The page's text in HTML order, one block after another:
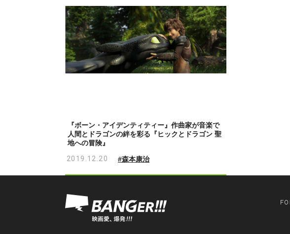
『ボーン・アイデンティティー』作曲家が音楽で
人間とドラゴンの絆を彩る『ヒックとドラゴン 聖
地への冒険』
2019.12.20
#森本康治